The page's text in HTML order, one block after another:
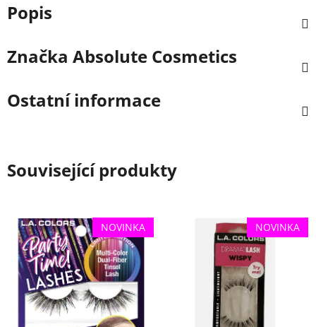
Popis
Značka Absolute Cosmetics
Ostatní informace
Související produkty
NOVINKA NOVINKA